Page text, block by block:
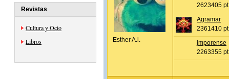
Revistas
Cultura y Ocio
Libros
Esther A.l.
2623405 pt
Agramar
2361410 pt
jmporense
2263355 pt